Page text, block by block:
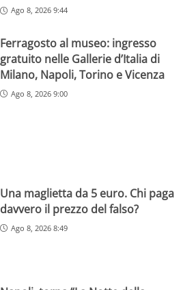
Ago 8, 2026 9:44
Ferragosto al museo: ingresso
gratuito nelle Gallerie d’Italia di
Milano, Napoli, Torino e Vicenza
Ago 8, 2026 9:00
Una maglietta da 5 euro. Chi paga
davvero il prezzo del falso?
Ago 8, 2026 8:49